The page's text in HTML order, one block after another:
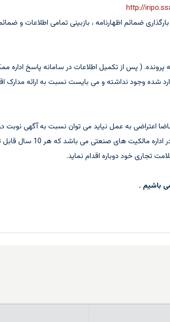
http://
ضمائم اظهارنامه ، بازبینی تمامی اطلاعات و
پرونده. ( پس از تکمیل اطلاعات در سامانه پاسخ
شده وجود نداشته و می بایست نسبت به ارائه مدارک
اعتراضی به عمل نیاید می توان نسبت به آگهی نوبت
تجاری خود دوباره اقدام نماید.
باشیم .